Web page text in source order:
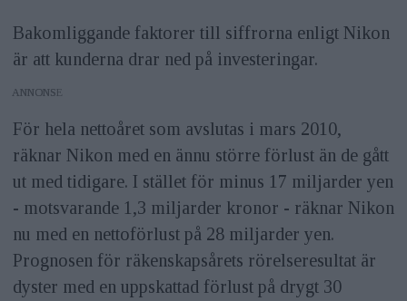
Bakomliggande faktorer till siffrorna enligt Nikon
är att kunderna drar ned på investeringar.
ANNONS
För hela nettoåret som avslutas i mars 2010,
räknar Nikon med en ännu större förlust än de gått
ut med tidigare. I stället för minus 17 miljarder yen
- motsvarande 1,3 miljarder kronor - räknar Nikon
nu med en nettoförlust på 28 miljarder yen.
Prognosen för räkenskapsårets rörelseresultat är
dyster med en uppskattad förlust på drygt 30